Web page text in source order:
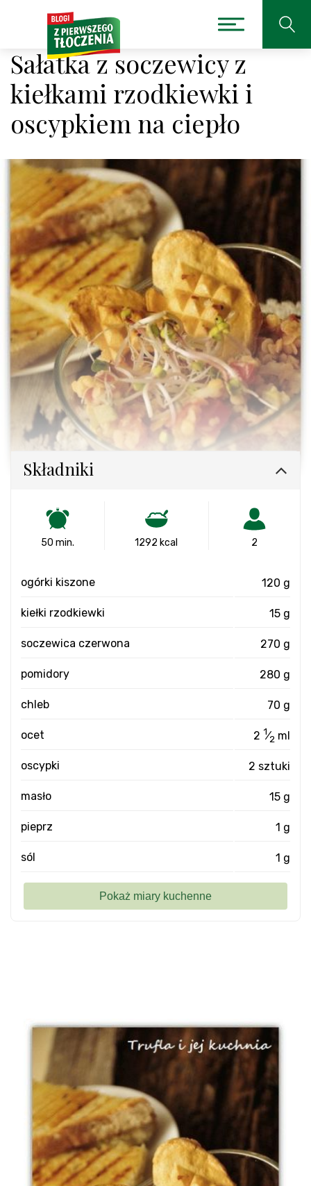
Sałatka z soczewicy z
kiełkami rzodkiewki i
oscypkiem na ciepło
Składniki
50 min. 1292 kcal 2
ogórki kiszone 120 g
kiełki rzodkiewki 15 g
soczewica czerwona 270 g
pomidory 280 g
chleb 70 g
ocet 2 1⁄2 ml
oscypki 2 sztuki
masło 15 g
pieprz 1 g
sól 1 g